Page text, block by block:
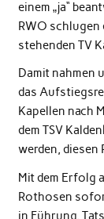
einem „ja“
RWO schlugen
stehenden TV
Damit nahmen
das
Kapellen nach
dem TSV
werden,
Mit dem Erfolg
Rothosen
in Führung.